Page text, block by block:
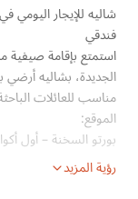
شاليه للإيجار
فندقي
الجديدة، بشاليه أرضي
مناسب للعائلات
الموقع:
بورتو السخنة – أول
رؤية المزيد